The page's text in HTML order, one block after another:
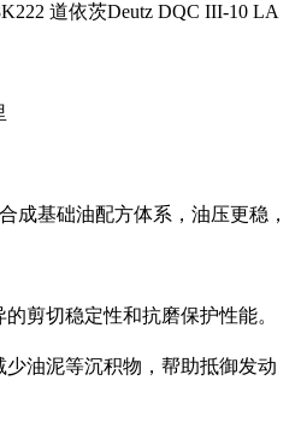
道依茨Deutz DQC III-10 LA
成基础油配方体系，油压更稳，
剪切稳定性和抗磨保护性能。
油泥等沉积物，帮助抵御发动